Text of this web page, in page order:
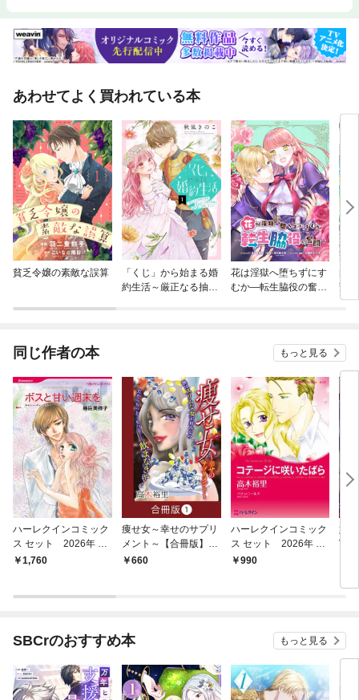
あわせてよく買われている本
貧乏令嬢の素敵な誤算
「くじ」から始まる婚
約生活～厳正なる抽選
花は淫獄へ堕ちずにす
むか—転生脇役の奮闘
芳
同じ作者の本 もっと見る
ハーレクインコミック
ス セット 2026年 vo
l.925
1,760
痩せ女～幸せのサプリ
メント～【合冊版】
（1）
660
ハーレクインコミック
ス セット 2026年 vo
l.778
990
娼
SBCrのおすすめ本 もっと見る